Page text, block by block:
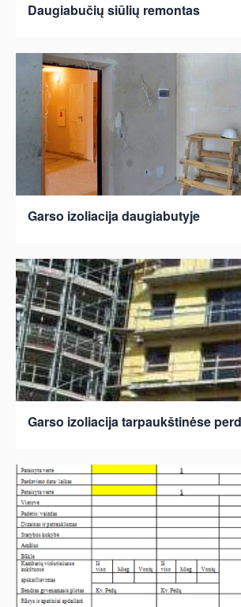
Daugiabučių siūlių remontas
Garso izoliacija daugiabutyje
Garso izoliacija tarpaukštinėse